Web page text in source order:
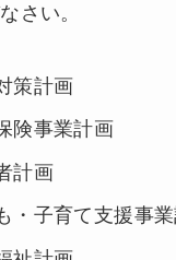
さい。
策計画
険事業計画
計画
・子育て支援事